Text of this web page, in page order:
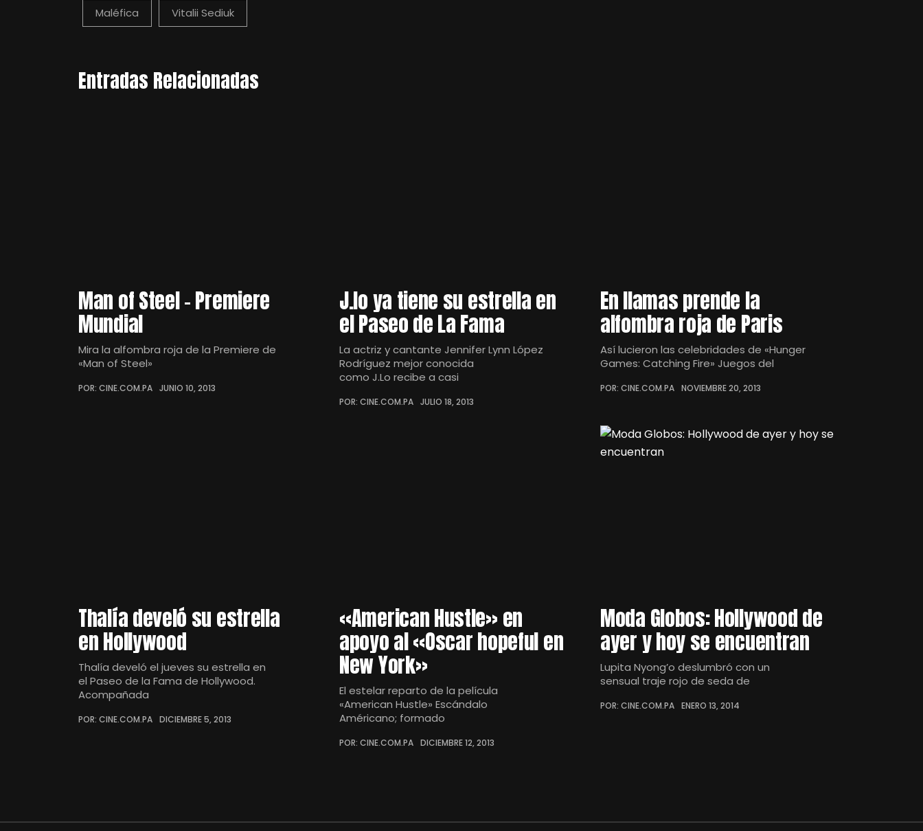
Maléfica Vitalii Sediuk
Entradas Relacionadas
Man of Steel – Premiere
Mundial
Mira la alfombra roja de la Premiere de
«Man of Steel»
POR: CINE.COM.PA JUNIO 10, 2013
J.lo ya tiene su estrella en
el Paseo de La Fama
La actriz y cantante Jennifer Lynn López
Rodríguez mejor conocida
como J.Lo recibe a casi
POR: CINE.COM.PA JULIO 18, 2013
En llamas prende la
alfombra roja de Paris
Así lucieron las celebridades de «Hunger
Games: Catching Fire» Juegos del
POR: CINE.COM.PA NOVIEMBRE 20, 2013
Thalía develó su estrella
en Hollywood
Thalía develó el jueves su estrella en
el Paseo de la Fama de Hollywood.
Acompañada
POR: CINE.COM.PA DICIEMBRE 5, 2013
«American Hustle» en
apoyo al «Oscar hopeful en
New York»
El estelar reparto de la película
«American Hustle» Escándalo
Américano; formado
POR: CINE.COM.PA DICIEMBRE 12, 2013
Moda Globos: Hollywood de
ayer y hoy se encuentran
Lupita Nyong’o deslumbró con un
sensual traje rojo de seda de
POR: CINE.COM.PA ENERO 13, 2014